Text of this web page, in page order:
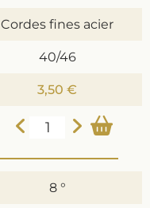
Cordes fines acier
40/46
3,50 €
8 °